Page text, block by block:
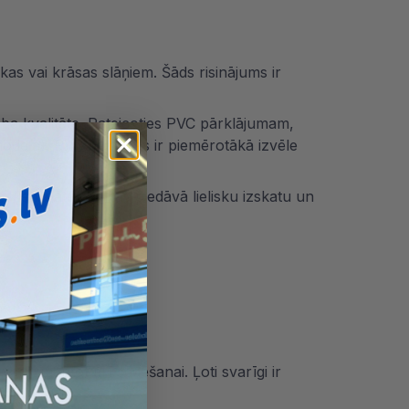
vai krāsas slāņiem. Šāds risinājums ir
kvalitāte. Pateicoties PVC pārklājumam,
PVC palodzes ir piemērotākā izvēle
laminātu. Arī tās piedāvā lielisku izskatu un
izmantot arī sēdēšanai. Ļoti svarīgi ir